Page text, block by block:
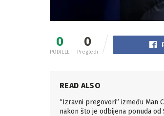
0
PODJELE
0
Pregledi
READ ALSO
“Izravni pregovori” između Man
nakon što je odbijena ponuda od